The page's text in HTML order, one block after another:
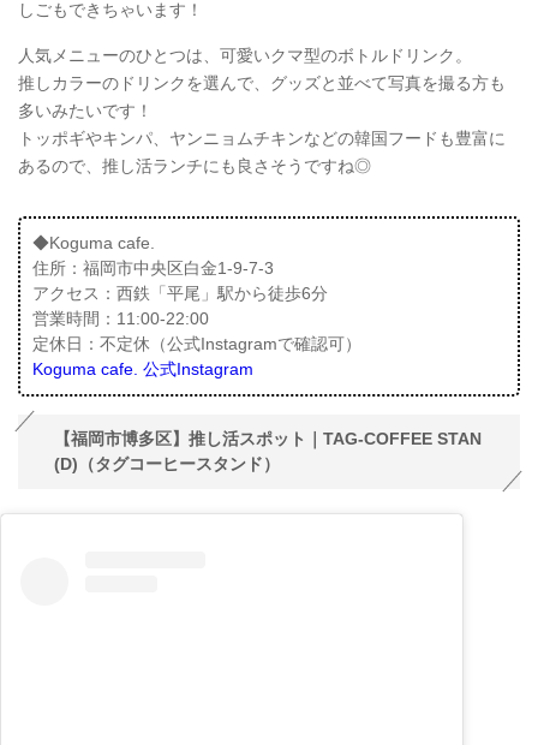
しごもできちゃいます！
人気メニューのひとつは、可愛いクマ型のボトルドリンク。
推しカラーのドリンクを選んで、グッズと並べて写真を撮る方も
多いみたいです！
トッポギやキンパ、ヤンニョムチキンなどの韓国フードも豊富に
あるので、推し活ランチにも良さそうですね◎
◆Koguma cafe.
住所：福岡市中央区白金1-9-7-3
アクセス：西鉄「平尾」駅から徒歩6分
営業時間：11:00-22:00
定休日：不定休（公式Instagramで確認可）
Koguma cafe. 公式Instagram
【福岡市博多区】推し活スポット｜TAG-COFFEE STAN
(D)（タグコーヒースタンド）